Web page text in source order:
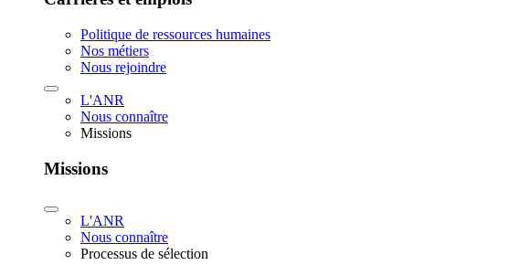
Politique de ressources humaines
Nos métiers
Nous rejoindre
L'ANR
Nous connaître
Missions
Missions
L'ANR
Nous connaître
Processus de sélection